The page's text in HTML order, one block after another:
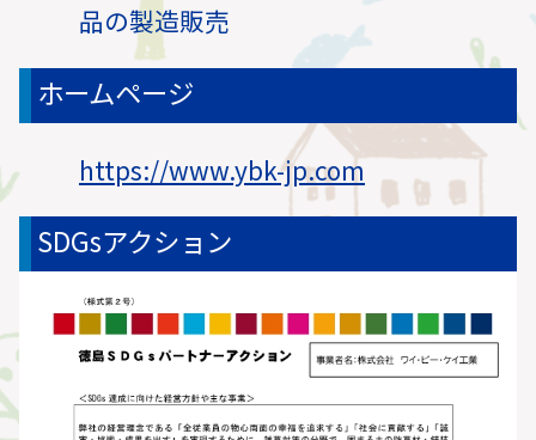
品の製造販売
ホームページ
https://www.ybk-jp.com
SDGsアクション